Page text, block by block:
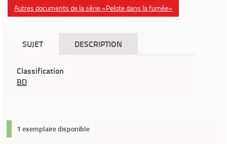
Autres documents de la série «Pelote dans la fumée»
SUJET DESCRIPTION
Classification
BD
1 exemplaire disponible